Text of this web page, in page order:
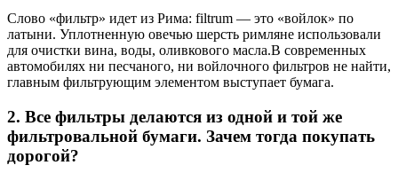
Слово «фильтр» идет из Рима: filtrum — это «войлок» по
латыни. Уплотненную овечью шерсть римляне использовали
для очистки вина, воды, оливкового масла.В современных
автомобилях ни песчаного, ни войлочного фильтров не найти,
главным фильтрующим элементом выступает бумага.
2. Все фильтры делаются из одной и той же
фильтровальной бумаги. Зачем тогда покупать
дорогой?